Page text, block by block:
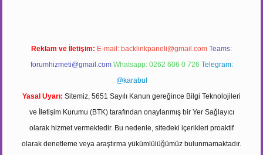
Reklam ve İletişim: E-mail: backlinkpaneli@gmail.com Teams:
forumhizmeti@gmail.com Whatsapp: 0262 606 0 726 Telegram:
@karabul
Yasal Uyarı: Sitemiz, 5651 Sayılı Kanun gereğince Bilgi Teknolojileri
ve İletişim Kurumu (BTK) tarafından onaylanmış bir Yer Sağlayıcı
olarak hizmet vermektedir. Bu nedenle, sitedeki içerikleri proaktif
olarak denetleme veya araştırma yükümlülüğümüz bulunmamaktadır.